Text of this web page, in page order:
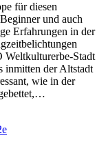
für diesen
und auch
Erfahrungen in der
Weltkulturerbe-Stadt
inmitten der Altstadt
wie in der